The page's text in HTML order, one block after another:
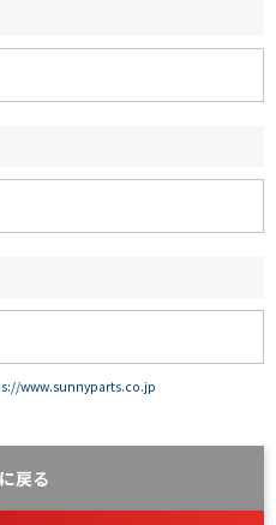
www.sunnyparts.co.jp
戻る